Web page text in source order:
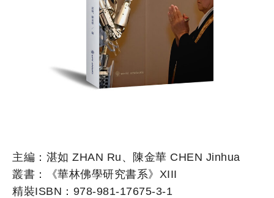
主編：湛如 ZHAN Ru、陳金華 CHEN Jinhua
叢書：《華林佛學研究書系》XIII
精裝ISBN：978-981-17675-3-1